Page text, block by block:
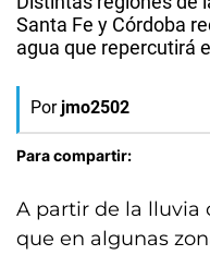
Santa Fe y Córdoba
agua que repercutirá
Por jmo2502
Para compartir:
A partir de la lluvia
que en algunas